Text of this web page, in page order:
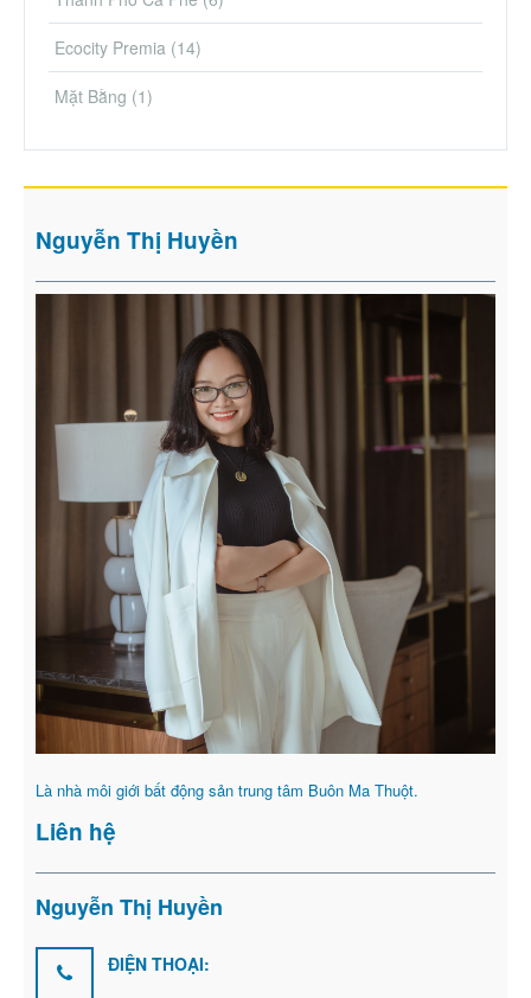
Ecocity Premia (14)
Mặt Bằng (1)
Nguyễn Thị Huyền
Là nhà môi giới bất động sản trung tâm Buôn Ma Thuột.
Liên hệ
Nguyễn Thị Huyền
ĐIỆN THOẠI: